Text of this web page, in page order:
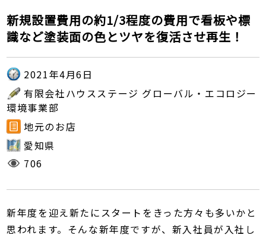
新規設置費用の約1/3程度の費用で看板や標
識など塗装面の色とツヤを復活させ再生！
2021年4月6日
有限会社ハウスステージ グローバル・エコロジー
環境事業部
地元のお店
愛知県
706
新年度を迎え新たにスタートをきった方々も多いかと
思われます。そんな新年度ですが、新入社員が入社し